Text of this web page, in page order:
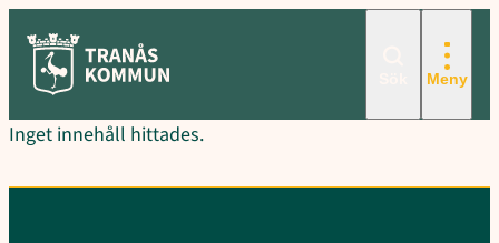
innehåll
Meny
Inget innehåll hittades.